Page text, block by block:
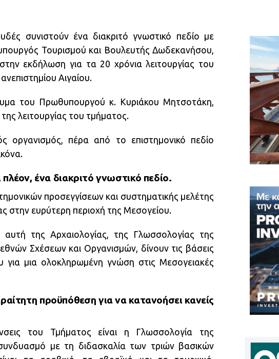
συνιστούν ένα διακριτό γνωστικό πεδίο με
Τουρισμού και Βουλευτής Δωδεκανήσου,
εκδήλωση για τα 20 χρόνια λειτουργίας του
Αιγαίου.
του Πρωθυπουργού κ. Κυριάκου Μητσοτάκη,
λειτουργίας του τμήματος.
οργανισμός, πέρα από το επιστημονικό πεδίο
ένα διακριτό γνωστικό πεδίο.
προσεγγίσεων και συστηµατικής µελέτης
στην ευρύτερη περιοχή της Μεσογείου.
αυτή της Αρχαιολογίας, της Γλωσσολογίας της
Σχέσεων και Οργανισμών, δίνουν τις βάσεις
για μια ολοκληρωμένη γνώση στις Μεσογειακές
προϋπόθεση για να κατανοήσει κανείς
του Τμήματος είναι η Γλωσσολογία της
με τη διδασκαλία των τριών βασικών